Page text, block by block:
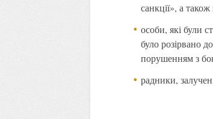
санкції», а
особи, які були
було розірвано
порушенням з
радники,